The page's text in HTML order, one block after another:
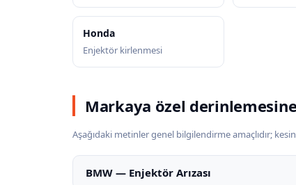
Honda
Enjektör kirlenmesi
Markaya özel
Aşağıdaki metinler genel bilgilendirme amaçlıdır;
BMW — Enjektör Arızası